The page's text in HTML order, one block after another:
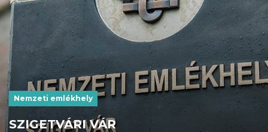
Nemzeti emlékhely
SZIGETVÁRI VÁR